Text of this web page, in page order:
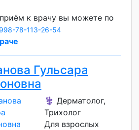
к врачу вы можете по
78-113-26-54
Гульсара
⚕️ Дерматолог,
Трихолог
Для взрослых